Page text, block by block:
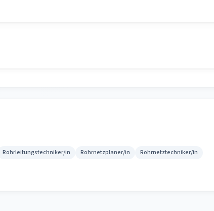
Rohrleitungstechniker/in Rohrnetzplaner/in
Rohrnetztechniker/in